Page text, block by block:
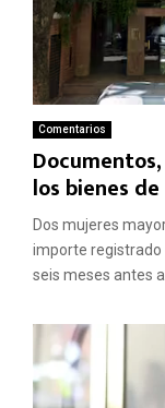
Comentarios
los bienes
Dos mujeres
importe registrado
seis meses antes